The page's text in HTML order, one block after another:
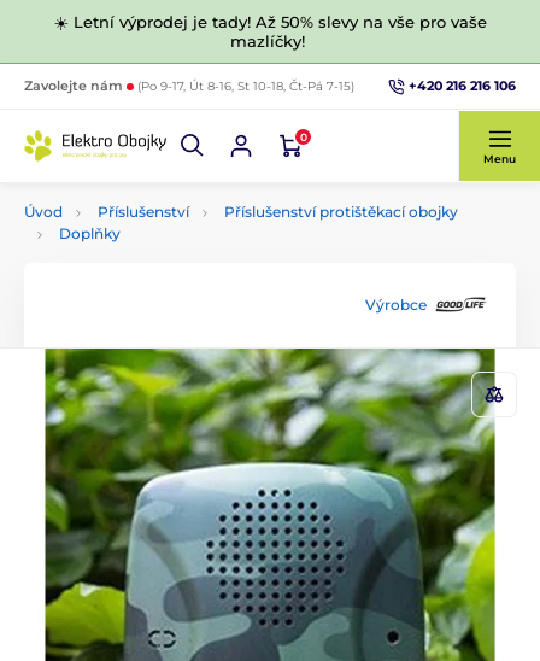
☀️ Letní výprodej je tady! Až 50% slevy na vše pro vaše
mazlíčky!
Zavolejte nám (Po 9-17, Út 8-16, St 10-18, Čt-Pá 7-15) +420 216 216 106
0
Menu
Úvod Příslušenství
Příslušenství protištěkací obojky
Doplňky
Výrobce